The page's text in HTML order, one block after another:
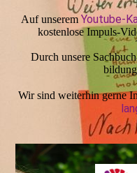
Auf unserem Youtube-
kostenlose Impuls-
Durch unsere
Wir sind weiterhin gerne